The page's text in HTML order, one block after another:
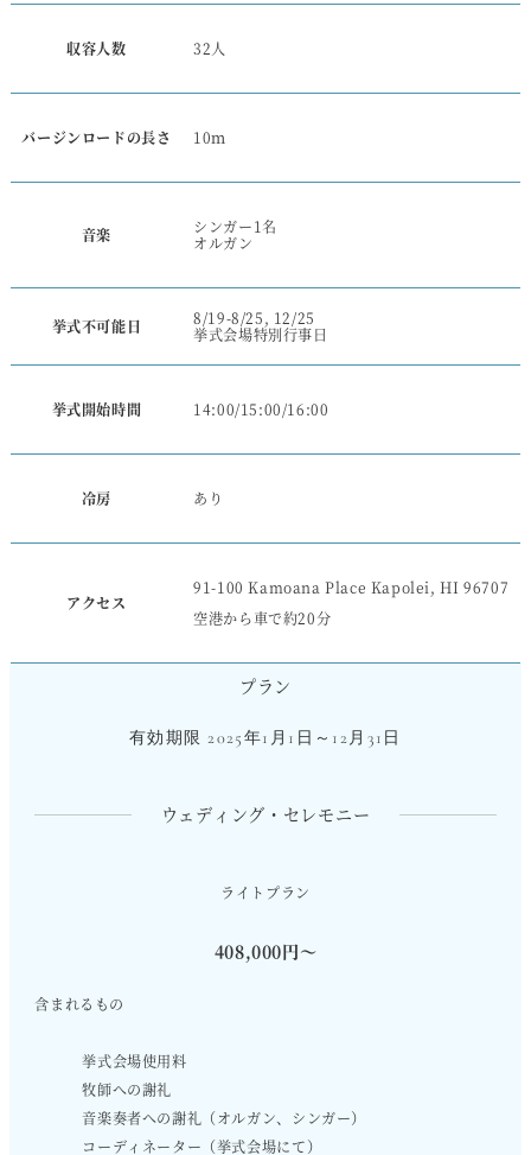
収容人数 32人
バージンロードの長さ 10ｍ
音楽
シンガー1名
オルガン
挙式不可能日
8/19-8/25, 12/25
挙式会場特別行事日
挙式開始時間 14:00/15:00/16:00
冷房 あり
アクセス
91-100 Kamoana Place Kapolei, HI 96707
空港から車で約20分
プラン
有効期限 2025年1月1日～12月31日
ウェディング・セレモニー
ライトプラン
408,000円〜
含まれるもの
挙式会場使用料
牧師への謝礼
音楽奏者への謝礼（オルガン、シンガー）
コーディネーター（挙式会場にて）